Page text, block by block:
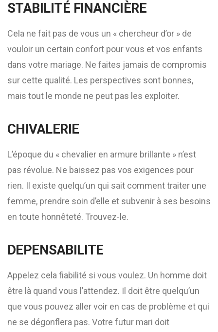
STABILITÉ FINANCIÈRE
Cela ne fait pas de vous un « chercheur d’or » de
vouloir un certain confort pour vous et vos enfants
dans votre mariage. Ne faites jamais de compromis
sur cette qualité. Les perspectives sont bonnes,
mais tout le monde ne peut pas les exploiter.
CHIVALERIE
L’époque du « chevalier en armure brillante » n’est
pas révolue. Ne baissez pas vos exigences pour
rien. Il existe quelqu’un qui sait comment traiter une
femme, prendre soin d’elle et subvenir à ses besoins
en toute honnêteté. Trouvez-le.
DEPENSABILITE
Appelez cela fiabilité si vous voulez. Un homme doit
être là quand vous l’attendez. Il doit être quelqu’un
que vous pouvez aller voir en cas de problème et qui
ne se dégonflera pas. Votre futur mari doit